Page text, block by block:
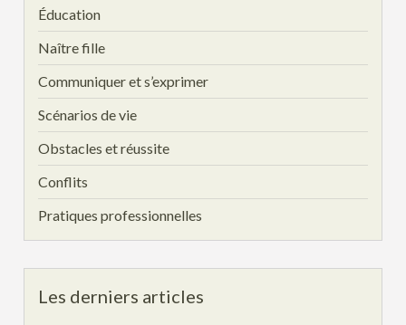
Éducation
Naître fille
Communiquer et s’exprimer
Scénarios de vie
Obstacles et réussite
Conflits
Pratiques professionnelles
Les derniers articles